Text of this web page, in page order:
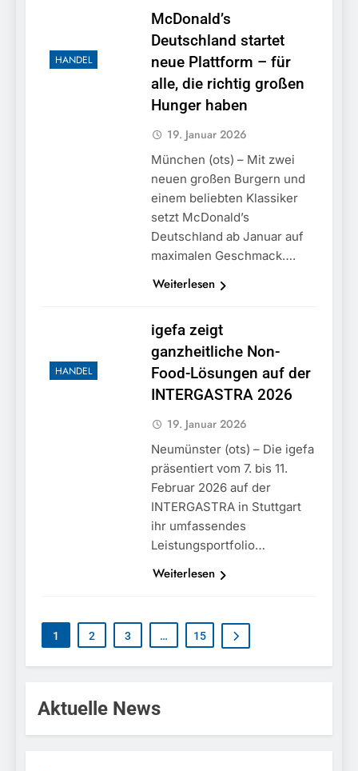
HANDEL
McDonald’s
Deutschland startet
neue Plattform – für
alle, die richtig großen
Hunger haben
19. Januar 2026
München (ots) – Mit zwei
neuen großen Burgern und
einem beliebten Klassiker
setzt McDonald’s
Deutschland ab Januar auf
maximalen Geschmack….
Weiterlesen
HANDEL
igefa zeigt
ganzheitliche Non-
Food-Lösungen auf der
INTERGASTRA 2026
19. Januar 2026
Neumünster (ots) – Die igefa
präsentiert vom 7. bis 11.
Februar 2026 auf der
INTERGASTRA in Stuttgart
ihr umfassendes
Leistungsportfolio…
Weiterlesen
1 2 3 … 15
Aktuelle News